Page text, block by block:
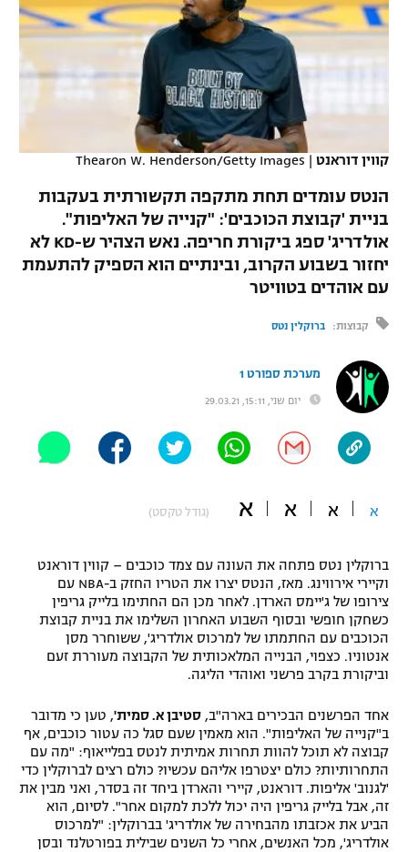
VOD
רץ ברשת
לוח שידורים
"מעל הליגה" – פודקאסט
"מחצית בשכונה" – פודקאסט
תקנון עבור פעילות אלקטרה
תקנון עבור פעילות ספורט 1 – "מרלן"
גיימינג E-Sports
תנאי שימוש
מדיניות פרטיות
תקנון פעילות ספורט 1
רשיון להקרנה פומבית לבית עסק
נבחרת ישראל
מכבי חיפה
בית"ר ירושלים
מכבי תל אביב
הפועל תל אביב
הפועל חיפה
הפועל באר שבע
מכבי נתניה
בני יהודה
ליגה ספרדית
ליגה איטלקית
ליגה צרפתית
ליגה הולנדית
ליגה טורקית
ליגה סינית
כדורסל נשים
מכבי תל אביב
הפועל חולון
הפועל ירושלים
דני אבדיה
יורוליג
טניס
ג'ודו
אגרוף
ספורט אולימפי
UFC
היאבקות WWE
אופניים
פוטבול אמריקאי NFL
בייסבול MLB
ספורט אתגרי ואקסטרים
גיימינג E-Sports
קווין דוראנט |
Thearon W. Henderson/Getty Images
הנטס עומדים תחת מתקפה תקשורתית בעקבות
בניית 'קבוצת הכוכבים': "קנייה של האליפות".
אולדריג' ספג ביקורת חריפה. נאש הצהיר ש-KD לא
יחזור בשבוע הקרוב, ובינתיים הוא הספיק להתעמת
עם אוהדים בטוויטר
קבוצות: ברוקלין נטס
מערכת ספורט 1
יום שני, 15:11, 29.03.21
א א א א (גודל טקסט)
ברוקלין נטס פתחה את העונה עם צמד כוכבים – קווין דוראנט
וקיירי אירווינג. מאז, הנטס יצרו את הטריו החזק ב-NBA עם
צירופו של ג'יימס הארדן. לאחר מכן הם החתימו בלייק גריפין
כשחקן חופשי ובסוף השבוע האחרון השלימו את בניית קבוצת
הכוכבים עם החתמתו של למרכוס אולדריג', ששוחרר מסן
אנטוניו. כצפוי, הבנייה המלאכותית של הקבוצה מעוררת זעם
וביקורת בקרב פרשני ואוהדי הליגה.
אחד הפרשנים הבכירים בארה"ב, סטיבן א. סמית', טען כי מדובר
ב"קנייה של האליפות". הוא מאמין שעם סגל כה עטור כוכבים, אף
קבוצה לא תוכל להוות תחרות אמיתית לנטס בפלייאוף: "מה עם
התחרותיות? כולם יצטרפו אליהם עכשיו? כולם רצים לברוקלין כדי
'לגנוב' אליפות. דוראנט, קיירי והארדן ביחד זה בסדר, ואני מבין את
זה, אבל בלייק גריפין היה יכול ללכת למקום אחר". לסיום, הוא
הביע את אכזבתו מהבחירה של אולדריג' בברוקלין: "למרכוס
אולדריג', מכל האנשים, אחרי כל השנים שבילית בפורטלנד ובסן